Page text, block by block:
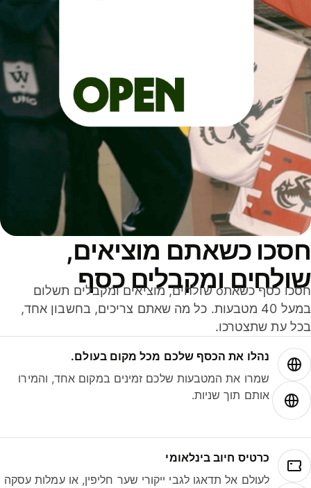
כשאתם מוציאים,
ומקבלים כסף
חסכו כסף כשאתo שולחים, מוציאים ומקבלים תשלום
במעל 40 מטבעות. כל מה שאתם צריכים, בחשבון אחד,
עת שתצטרכו.
נהלו את הכסף שלכם מכל מקום בעולם.
שמרו את המטבעות שלכם זמינים במקום אחד, והמירו
אותם תוך שניות.
כרטיס חיוב בינלאומי
לעולם אל תדאגו לגבי ייקורי שער חליפין, או עמלות עסקה